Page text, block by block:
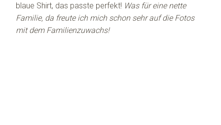
blaue Shirt, das passte perfekt! Was für eine nette
Familie, da freute ich mich schon sehr auf die Fotos
mit dem Familienzuwachs!